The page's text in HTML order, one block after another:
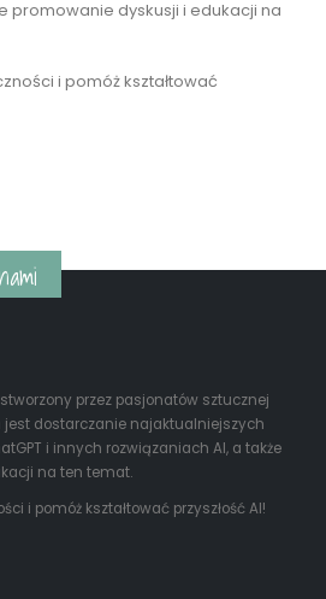
promowanie dyskusji i edukacji na
i pomóż kształtować
przez pasjonatów sztucznej
dostarczanie najaktualniejszych
i innych rozwiązaniach AI, a także
na ten temat.
i pomóż kształtować przyszłość AI!